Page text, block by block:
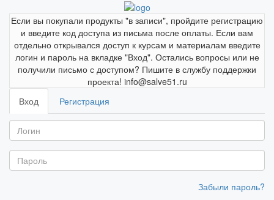
Если вы покупали продукты "в записи", пройдите регистрацию
и введите код доступа из письма после оплаты. Если вам
отдельно открывался доступ к курсам и материалам введите
логин и пароль на вкладке "Вход". Остались вопросы или не
получили письмо с доступом? Пишите в службу поддержки
проекта! info@salve51.ru
Вход
Регистрация
Забыли пароль?